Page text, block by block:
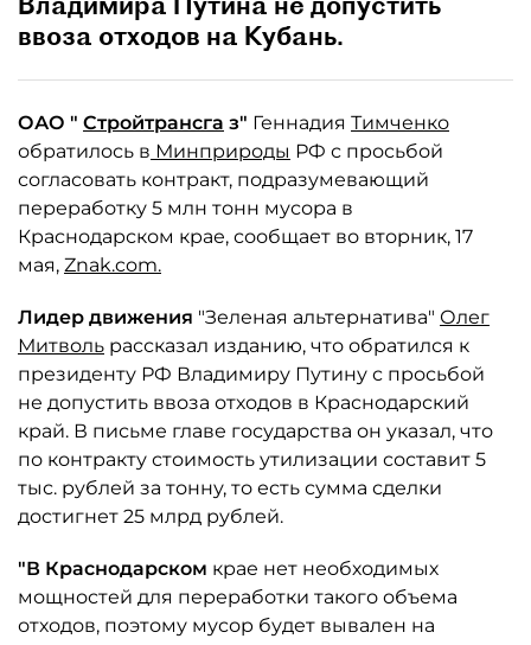
ввоза отходов на Кубань.
ОАО " Стройтрансга з" Геннадия Тимченко
обратилось в Минприроды РФ с просьбой
согласовать контракт, подразумевающий
переработку 5 млн тонн мусора в
Краснодарском крае, сообщает во вторник, 17
мая, Znak.com.
Лидер движения "Зеленая альтернатива" Олег
Митволь рассказал изданию, что обратился к
президенту РФ Владимиру Путину с просьбой
не допустить ввоза отходов в Краснодарский
край. В письме главе государства он указал, что
по контракту стоимость утилизации составит 5
тыс. рублей за тонну, то есть сумма сделки
достигнет 25 млрд рублей.
"В Краснодарском крае нет необходимых
мощностей для переработки такого объема
отходов, поэтому мусор будет вывален на